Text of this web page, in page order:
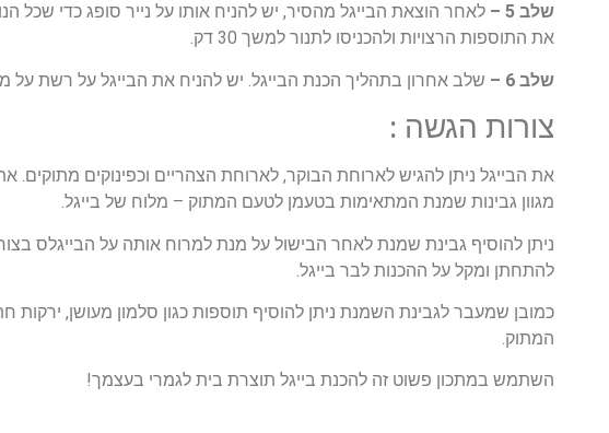
שלב 5 –
לאחר הוצאת הבייגל מהסיר, יש להניח אותו על נייר סופג כדי שכל
את התוספות הרצויות ולהכניסו לתנור למשך 30 דק.
שלב 6 – שלב אחרון בתהליך הכנת הבייגל. יש להניח את הבייגל על רשת על
צורות הגשה :
את הבייגל ניתן להגיש לארוחת הבוקר, לארוחת הצהריים וכפינוקים מתוקים.
מגוון גבינות שמנת המתאימות בטעמן לטעם המתוק – מלוח של בייגל.
ניתן להוסיף גבינת שמנת לאחר הבישול על מנת למרוח אותה על הבייגלס
להתחתן ומקל על ההכנות לבר בייגל.
כמובן שמעבר לגבינת השמנת ניתן להוסיף תוספות כגון סלמון מעושן, ירקות
המתוק.
השתמש במתכון פשוט זה להכנת בייגל תוצרת בית לגמרי בעצמך!